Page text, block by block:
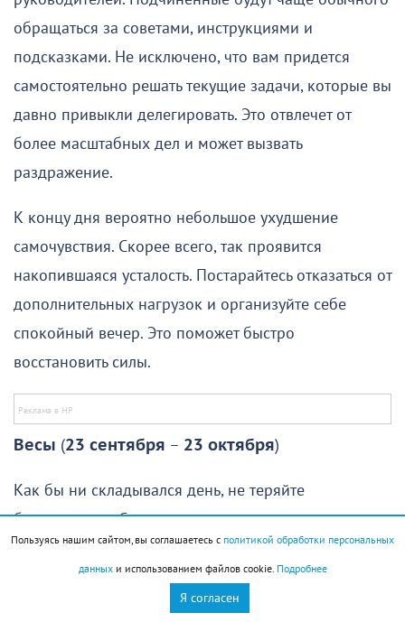
обращаться за советами, инструкциями и
подсказками. Не исключено, что вам придется
самостоятельно решать текущие задачи, которые вы
давно привыкли делегировать. Это отвлечет от
более масштабных дел и может вызвать
раздражение.
К концу дня вероятно небольшое ухудшение
самочувствия. Скорее всего, так проявится
накопившаяся усталость. Постарайтесь отказаться от
дополнительных нагрузок и организуйте себе
спокойный вечер. Это поможет быстро
восстановить силы.
Весы (23 сентября – 23 октября)
Как бы ни складывался день, не теряйте
бдительности. Сегодня влияние негативных
тенденций может проявляться в самые
неожиданные моменты. Именно из-за него не все
планы удастся осуществить, а некоторые дела
Пользуясь нашим сайтом, вы соглашаетесь с политикой обработки персональных
данныхи использованием файлов cookie. Подробнее
Я согласен